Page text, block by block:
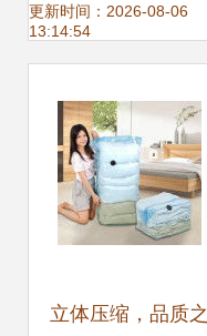
纳的明智选择
更新时间：2026-08-06
13:14:54
立体压缩，品质之